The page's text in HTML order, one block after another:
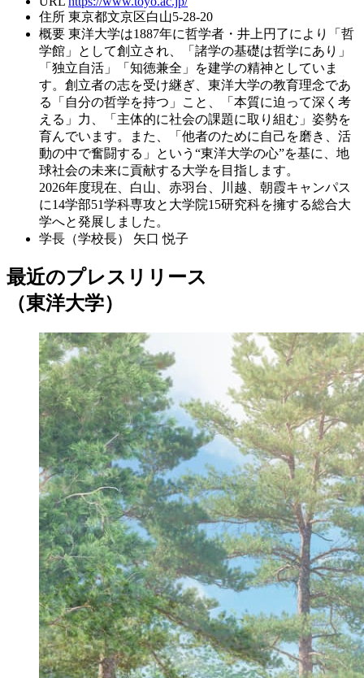
住所 東京都文京区白山5-28-20
概要 東洋大学は1887年に哲学者・井上円了により「哲
学館」として創立され、「諸学の基礎は哲学にあり」
「独立自活」「知徳兼全」を建学の精神としていま
す。創立者の志を受け継ぎ、東洋大学の教育理念であ
る「自分の哲学を持つ」こと、「本質に迫って深く考
える」力、「主体的に社会の課題に取り組む」姿勢を
育んでいます。また、「他者のために自己を磨き、活
動の中で奮闘する」という“東洋大学の心”を基に、地
球社会の未来に貢献する大学を目指します。
2026年度現在、白山、赤羽台、川越、朝霞キャンパス
に14学部51学科専攻と大学院15研究科を擁する総合大
学へと発展しました。
学長（学校長）
矢口 悦子
最近のプレスリリース
（東洋大学）